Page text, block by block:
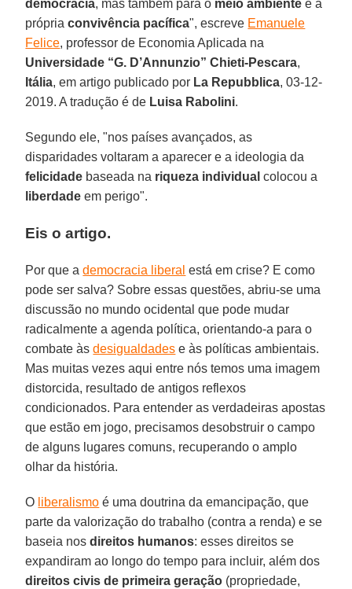
democracia, mas também para o meio ambiente e a
própriaconvivência pacífica", escreve Emanuele
Felice, professor de Economia Aplicada na
Universidade “G. D’Annunzio” Chieti-Pescara,
Itália, em artigo publicado por La Repubblica, 03-12-
2019. A tradução é de Luisa Rabolini.
Segundo ele, "nos países avançados, as
disparidades voltaram a aparecer e a ideologia da
felicidade baseada na riqueza individual colocou a
liberdade em perigo".
Eis o artigo.
Por que ademocracia liberal está em crise? E como
pode ser salva? Sobre essas questões, abriu-se uma
discussão no mundo ocidental que pode mudar
radicalmente a agenda política, orientando-a para o
combate àsdesigualdades e às políticas ambientais.
Mas muitas vezes aqui entre nós temos uma imagem
distorcida, resultado de antigos reflexos
condicionados. Para entender as verdadeiras apostas
que estão em jogo, precisamos desobstruir o campo
de alguns lugares comuns, recuperando o amplo
olhar da história.
O liberalismo é uma doutrina da emancipação, que
parte da valorização do trabalho (contra a renda) e se
baseia nosdireitos humanos: esses direitos se
expandiram ao longo do tempo para incluir, além dos
direitos civis de primeira geração (propriedade,